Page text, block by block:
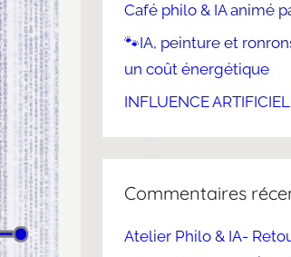
Café philo & IA animé
🐾IA, peinture et
un coût énergétique
INFLUENCE
Commentaires
Atelier Philo & IA-